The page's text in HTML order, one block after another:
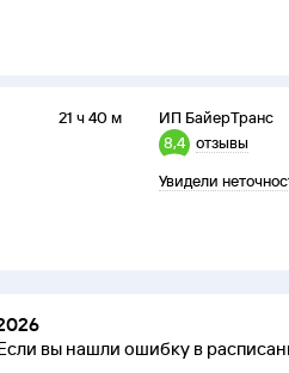
21 ч 40 м
ИП БайерТранс
8,4 отзывы
Увидели
вы нашли ошибку в